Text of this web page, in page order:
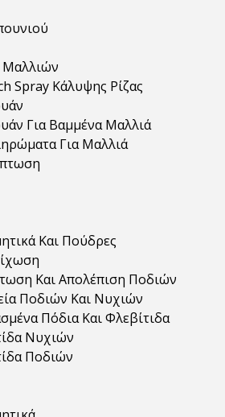
Μαλλιών
Spray Κάλυψης Ρίζας
Για Βαμμένα Μαλλιά
Για Μαλλιά
Και Πούδρες
Και Απολέπιση Ποδιών
Ποδιών Και Νυχιών
Πόδια Και Φλεβίτιδα
Νυχιών
Ποδιών